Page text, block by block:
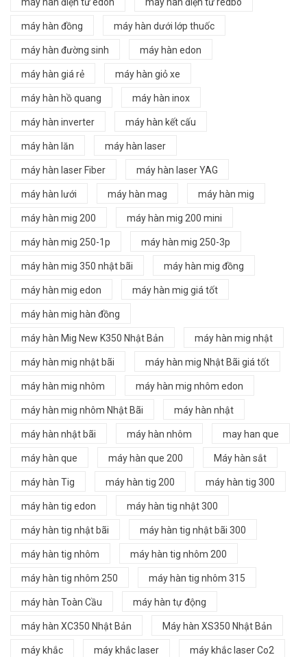
máy hàn điện tử edon may hàn điện tử redbo
máy hàn đồng máy hàn dưới lớp thuốc
máy hàn đường sinh máy hàn edon
máy hàn giá rẻ máy hàn giỏ xe
máy hàn hồ quang máy hàn inox
máy hàn inverter máy hàn kết cấu
máy hàn lăn máy hàn laser
máy hàn laser Fiber máy hàn laser YAG
máy hàn lưới máy hàn mag máy hàn mig
máy hàn mig 200 máy hàn mig 200 mini
máy hàn mig 250-1p máy hàn mig 250-3p
máy hàn mig 350 nhật bãi máy hàn mig đồng
máy hàn mig edon máy hàn mig giá tốt
máy hàn mig hàn đồng
máy hàn Mig New K350 Nhật Bản máy hàn mig nhật
máy hàn mig nhật bãi máy hàn mig Nhật Bãi giá tốt
máy hàn mig nhôm máy hàn mig nhôm edon
máy hàn mig nhôm Nhật Bãi máy hàn nhật
máy hàn nhật bãi máy hàn nhôm may han que
máy hàn que máy hàn que 200 Máy hàn sắt
máy hàn Tig máy hàn tig 200 máy hàn tig 300
máy hàn tig edon máy hàn tig nhật 300
máy hàn tig nhật bãi máy hàn tig nhật bãi 300
máy hàn tig nhôm máy hàn tig nhôm 200
máy hàn tig nhôm 250 máy hàn tig nhôm 315
máy hàn Toàn Cầu máy hàn tự động
máy hàn XC350 Nhật Bản Máy hàn XS350 Nhật Bản
máy khắc máy khắc laser máy khắc laser Co2